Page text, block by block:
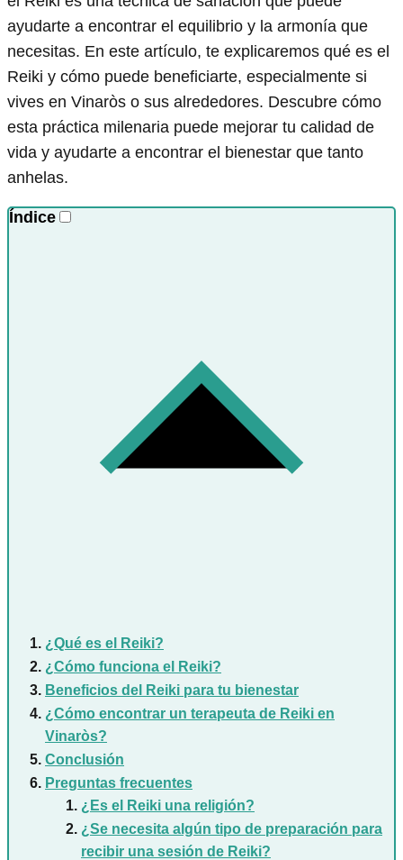
ayudarte a encontrar el equilibrio y la armonía que
necesitas. En este artículo, te explicaremos qué es el
Reiki y cómo puede beneficiarte, especialmente si
vives en Vinaròs o sus alrededores. Descubre cómo
esta práctica milenaria puede mejorar tu calidad de
vida y ayudarte a encontrar el bienestar que tanto
anhelas.
Índice
¿Qué es el Reiki?
¿Cómo funciona el Reiki?
Beneficios del Reiki para tu bienestar
¿Cómo encontrar un terapeuta de Reiki en
Vinaròs?
Conclusión
Preguntas frecuentes
¿Es el Reiki una religión?
¿Se necesita algún tipo de preparación para
recibir una sesión de Reiki?